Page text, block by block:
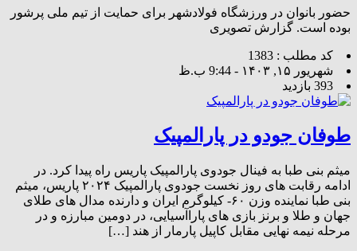
حضور بانوان در ورزشگاه فولادشهر برای حمایت از تیم ملی پرشور
بوده است. گزارش تصویری
کد مطلب : 1383
شهریور ۱۵, ۱۴۰۳ - 9:44 ب.ظ
393 بازدید
طوفان جودو در پارالمپیک
میثم بنی طبا به فینال جودوی پارالمپیک پاریس راه پیدا کرد. در
ادامه رقابت های روز نخست جودوی پارالمپیک ۲۰۲۴ پاریس‌، میثم
بنی طبا نماینده وزن ۶۰- کیلوگرم ایران و دارنده مدال های طلای
جهان و طلا و برنز بازی های پاراآسیایی، در دومین مبارزه و در
مرحله نیمه نهایی مقابل کاپیل پارمار از هند […]